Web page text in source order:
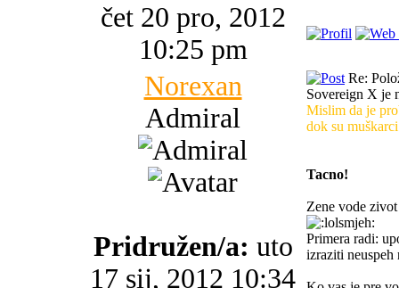
čet 20 pro, 2012
10:25 pm
Norexan
Admiral
Pridružen/a: uto
17 sij, 2012 10:34
Re:
Sovereign X je
Mislim da je
dok su
Tacno!
Zene vode
Primera radi:
izraziti